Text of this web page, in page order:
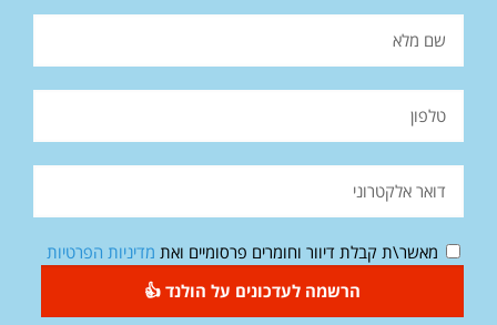
מאשר\ת קבלת דיוור וחומרים פרסומיים ואת מדיניות הפרטיות
הרשמה לעדכונים על הולנד 👍